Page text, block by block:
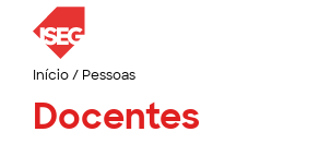
Início/ Pessoas
Docentes